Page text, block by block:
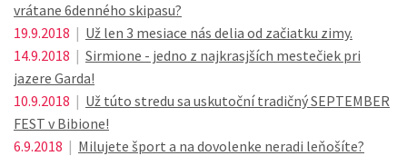
vrátane 6denného skipasu?
19.9.2018 | Už len 3 mesiace nás delia od začiatku zimy.
14.9.2018 | Sirmione - jedno z najkrasjších mestečiek pri
jazere Garda!
10.9.2018 | Už túto stredu sa uskutoční tradičný SEPTEMBER
FEST v Bibione!
6.9.2018 | Milujete šport a na dovolenke neradi leňošíte?